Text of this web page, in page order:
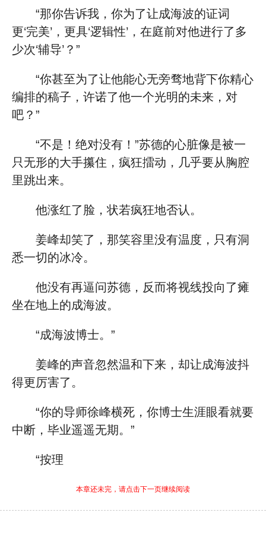
“那你告诉我，你为了让成海波的证词
更‘完美’，更具‘逻辑性’，在庭前对他进行了多
少次‘辅导’？”
“你甚至为了让他能心无旁骛地背下你精心
编排的稿子，许诺了他一个光明的未来，对
吧？”
“不是！绝对没有！”苏德的心脏像是被一
只无形的大手攥住，疯狂擂动，几乎要从胸腔
里跳出来。
他涨红了脸，状若疯狂地否认。
姜峰却笑了，那笑容里没有温度，只有洞
悉一切的冰冷。
他没有再逼问苏德，反而将视线投向了瘫
坐在地上的成海波。
“成海波博士。”
姜峰的声音忽然温和下来，却让成海波抖
得更厉害了。
“你的导师徐峰横死，你博士生涯眼看就要
中断，毕业遥遥无期。”
“按理
本章还未完，请点击下一页继续阅读